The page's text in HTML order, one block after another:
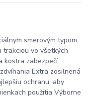
smerovým typom
trakciou vo všetkých
kostra zabezpečí
Extra zosilnená
ochranu, aby
použitia Výborne